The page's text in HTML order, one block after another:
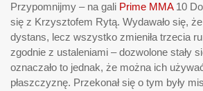
Przypomnijmy – na gali Prime MMA10
się z Krzysztofem Rytą. Wydawało się,
dystans, lecz wszystko zmieniła trzecia
zgodnie z ustaleniami – dozwolone stały
oznaczało to jednak, że można ich
płaszczyznę. Przekonał się o tym były